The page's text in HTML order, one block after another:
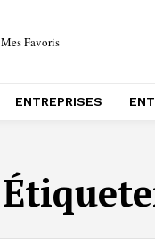
Mes Favoris
ENTREPRISES